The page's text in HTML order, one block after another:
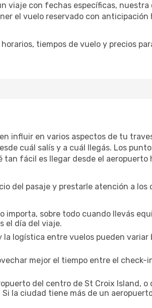
viaje con fechas específicas,
el vuelo reservado con anticipación
tiempos de vuelo y precios
influir en varios aspectos de tu
cuál salís y a cuál llegás. Los
fácil es llegar desde el
del pasaje y prestarle atención a
importa, sobre todo cuando llevás
el día del viaje.
logística entre vuelos pueden variar
mejor el tiempo entre el check-
del centro de St Croix Island, o
la ciudad tiene más de un